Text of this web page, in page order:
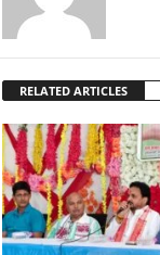
RELATED ARTICLES